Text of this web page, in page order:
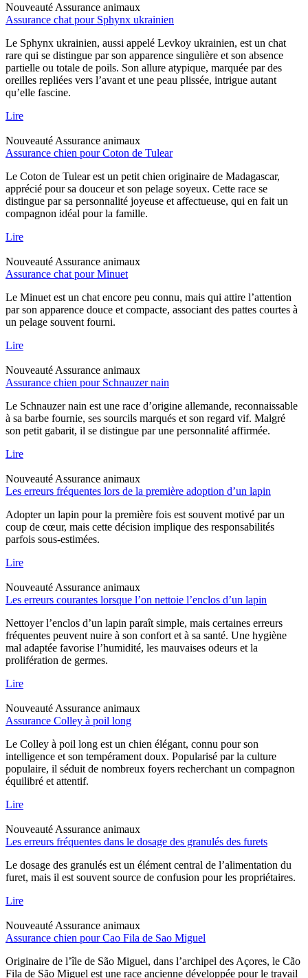
Nouveauté Assurance animaux
Assurance chat pour Sphynx ukrainien
Le Sphynx ukrainien, aussi appelé Levkoy ukrainien, est un chat
rare qui se distingue par son apparence singulière et son absence
partielle ou totale de poils. Son allure atypique, marquée par des
oreilles repliées vers l’avant et une peau plissée, intrigue autant
qu’elle fascine.
Lire
Nouveauté Assurance animaux
Assurance chien pour Coton de Tulear
Le Coton de Tulear est un petit chien originaire de Madagascar,
apprécié pour sa douceur et son pelage soyeux. Cette race se
distingue par sa personnalité joyeuse et affectueuse, qui en fait un
compagnon idéal pour la famille.
Lire
Nouveauté Assurance animaux
Assurance chat pour Minuet
Le Minuet est un chat encore peu connu, mais qui attire l’attention
par son apparence douce et compacte, associant des pattes courtes à
un pelage souvent fourni.
Lire
Nouveauté Assurance animaux
Assurance chien pour Schnauzer nain
Le Schnauzer nain est une race d’origine allemande, reconnaissable
à sa barbe fournie, ses sourcils marqués et son regard vif. Malgré
son petit gabarit, il se distingue par une personnalité affirmée.
Lire
Nouveauté Assurance animaux
Les erreurs fréquentes lors de la première adoption d’un lapin
Adopter un lapin pour la première fois est souvent motivé par un
coup de cœur, mais cette décision implique des responsabilités
parfois sous-estimées.
Lire
Nouveauté Assurance animaux
Les erreurs courantes lorsque l’on nettoie l’enclos d’un lapin
Nettoyer l’enclos d’un lapin paraît simple, mais certaines erreurs
fréquentes peuvent nuire à son confort et à sa santé. Une hygiène
mal adaptée favorise l’humidité, les mauvaises odeurs et la
prolifération de germes.
Lire
Nouveauté Assurance animaux
Assurance Colley à poil long
Le Colley à poil long est un chien élégant, connu pour son
intelligence et son tempérament doux. Popularisé par la culture
populaire, il séduit de nombreux foyers recherchant un compagnon
équilibré et attentif.
Lire
Nouveauté Assurance animaux
Les erreurs fréquentes dans le dosage des granulés des furets
Le dosage des granulés est un élément central de l’alimentation du
furet, mais il est souvent source de confusion pour les propriétaires.
Lire
Nouveauté Assurance animaux
Assurance chien pour Cao Fila de Sao Miguel
Originaire de l’île de São Miguel, dans l’archipel des Açores, le Cão
Fila de São Miguel est une race ancienne développée pour le travail